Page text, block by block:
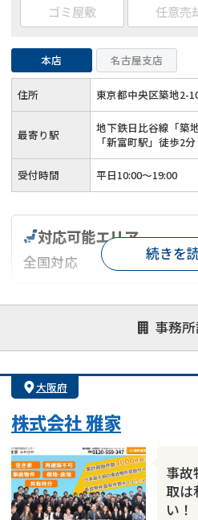
ゴミ屋敷
任意売
本店 名古屋支店
住所 東京都中央区築地2-
最寄り駅
地下鉄日比谷線「築
「新富町駅」徒歩2分
受付時間 平日10:00～19:00
事務
対応可能エリア
全国対応
対応が親身 オンライン
1億円以上の
続きを
大阪府
株式会社 雅家
事故
取は
い！